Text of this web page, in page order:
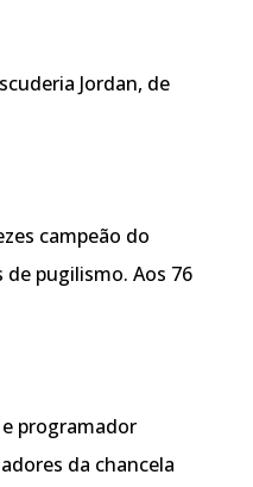
Jordan, de
campeão do
pugilismo. Aos 76
programador
da chancela